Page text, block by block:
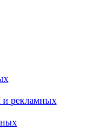
и рекламных